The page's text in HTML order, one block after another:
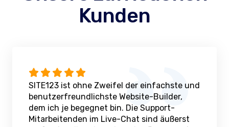
Kunden
SITE123 ist ohne Zweifel der einfachste und
benutzerfreundlichste Website-Builder,
dem ich je begegnet bin. Die Support-
Mitarbeitenden im Live-Chat sind äußerst